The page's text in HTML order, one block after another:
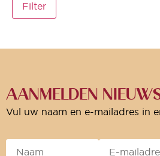
Filter
AANMELDEN
Vul uw naam en e-mailadres in